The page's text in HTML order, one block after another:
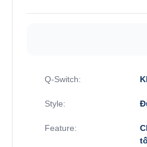
Q-Switch:
Style:
Feature: